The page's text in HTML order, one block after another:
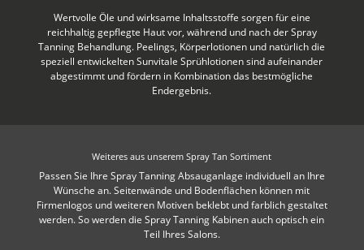
Wertvolle Öle und wirksame Inhaltsstoffe sorgen für eine
reichhaltig gepflegte Haut vor, während und nach der Spray
Tanning Behandlung. Peelings, Körperlotionen und natürlich die
speziell entwickelten Sunvitale Sprühlotionen sind aufeinander
abgestimmt und fördern in Kombination das bestmögliche
Endergebnis.
Weiteres aus unserem Spray Tan Sortiment
Passen Sie Ihre Spray Tanning Absauganlage individuell an Ihre
Wünsche an. Seitenwände und Bodenflächen können mit
Firmenlogos und weiteren Motiven beklebt und farblich gestaltet
werden. So werden die Spray Tanning Kabinen auch optisch ein
Teil Ihres Salons.